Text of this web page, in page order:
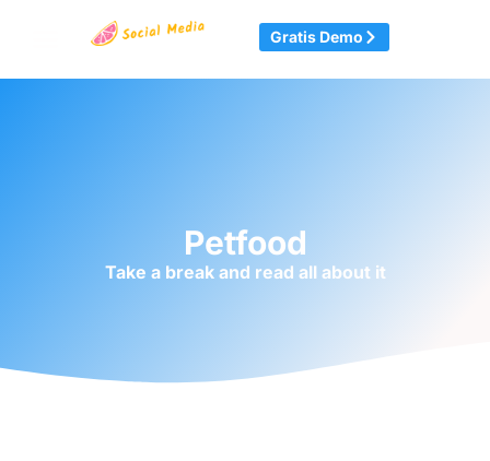
Gratis Demo
Petfood
Take a break and read all about it